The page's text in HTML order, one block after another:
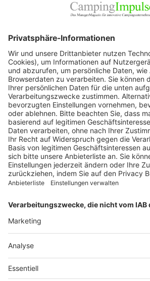
Firmenporträts
Panorama
Produkte
Ratgeber
Weitblick
WEITERES AUS DEM VERLAG
Reisemobil International
SERVICE